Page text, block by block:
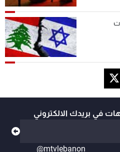
في بريدك الالكتروني
@mtvlebanon